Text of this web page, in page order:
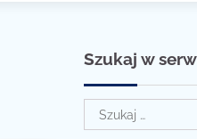
Szukaj w
Szukaj: